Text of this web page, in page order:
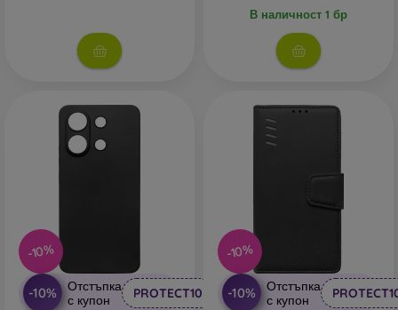
В наличност 1 бр
-10%
-10%
Отстъпка
с купон
PROTECT10
-10%
-10%
Отстъпка
с купон